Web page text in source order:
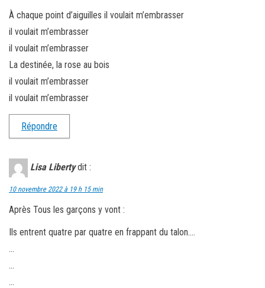
À chaque point d’aiguilles il voulait m’embrasser
il voulait m’embrasser
il voulait m’embrasser
La destinée, la rose au bois
il voulait m’embrasser
il voulait m’embrasser
Répondre
Lisa Liberty dit :
10 novembre 2022 à 19 h 15 min
Après Tous les garçons y vont :
Ils entrent quatre par quatre en frappant du talon….
…
…
…